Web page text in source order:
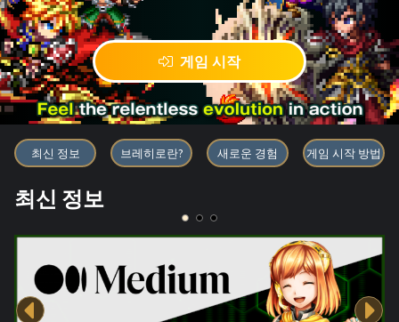
게임 시작
블록체인 게임 「BRAVE
최신 정보 브레히로란? 새로운 경험 게임 시작 방법
최신 정보